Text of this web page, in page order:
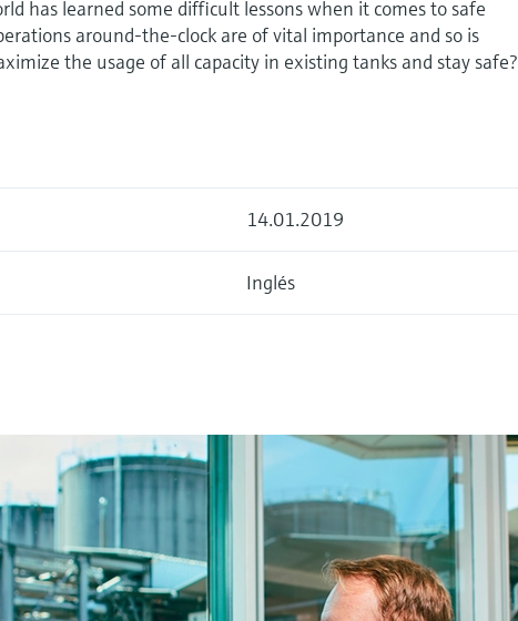
has learned some difficult lessons when it comes to safe
around-the-clock are of vital importance and so is
the usage of all capacity in existing tanks and stay safe?
14.01.2019
Inglés